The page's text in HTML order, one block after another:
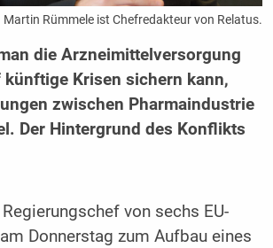
Martin Rümmele ist Chefredakteur von Relatus.
die Arzneimittelversorgung
Krisen sichern kann,
zwischen Pharmaindustrie
Der Hintergrund des Konflikts
von sechs EU-
Donnerstag zum Aufbau eines